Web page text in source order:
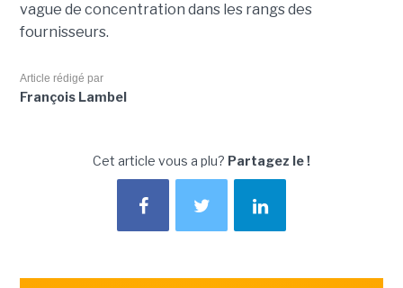
vague de concentration dans les rangs des
fournisseurs.
Article rédigé par
François Lambel
Cet article vous a plu? Partagez le !